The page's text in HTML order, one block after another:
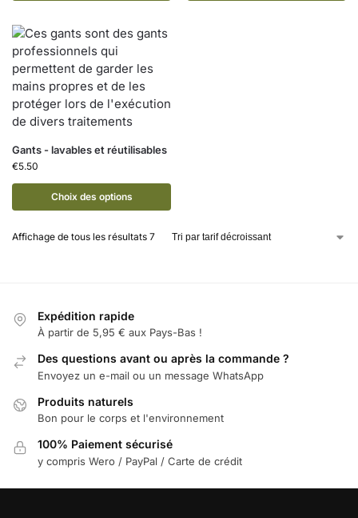
Gants - lavables et réutilisables
€5.50
Choix des options
Affichage de tous les résultats 7
Expédition rapide
À partir de 5,95 € aux Pays-Bas !
Des questions avant ou après la commande ?
Envoyez un e-mail ou un message WhatsApp
Produits naturels
Bon pour le corps et l'environnement
100% Paiement sécurisé
y compris Wero / PayPal / Carte de crédit